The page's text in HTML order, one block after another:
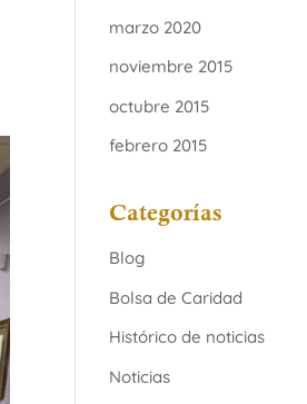
marzo 2020
noviembre 2015
octubre 2015
febrero 2015
Categorías
Blog
Bolsa de Caridad
Histórico de noticias
Noticias